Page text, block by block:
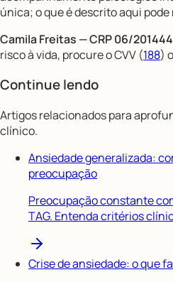
única; o que é descrito aqui
Camila Freitas — CRP 06/
risco à vida, procure o CVV (188)
Continue lendo
Artigos relacionados para
clínico.
Ansiedade generalizada:
preocupação
Preocupação constante
TAG. Entenda critérios
Crise de ansiedade: o que